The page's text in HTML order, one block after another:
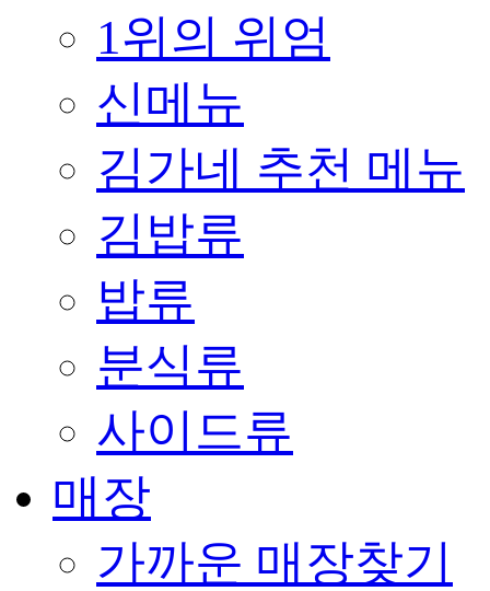
1위의 위엄
신메뉴
김가네 추천 메뉴
김밥류
밥류
분식류
사이드류
매장
가까운 매장찾기